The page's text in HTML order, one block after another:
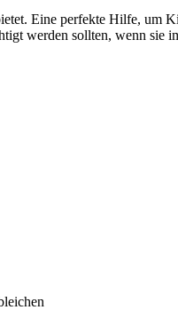
Eine perfekte Hilfe, um
werden sollten, wenn sie